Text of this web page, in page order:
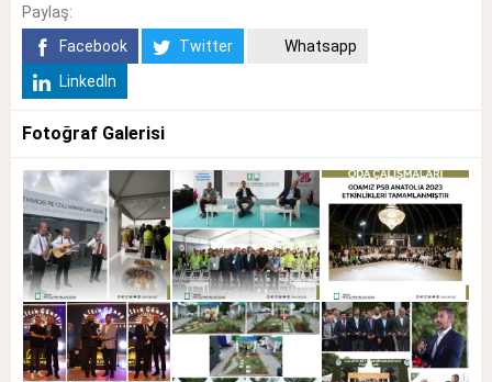
Paylaş:
Facebook
Twitter
Whatsapp
LinkedIn
Fotoğraf Galerisi